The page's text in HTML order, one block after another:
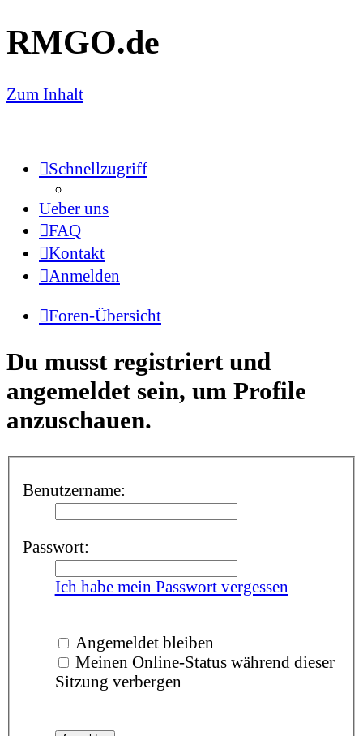
RMGO.de
Zum Inhalt
Schnellzugriff
Ueber uns
FAQ
Kontakt
Anmelden
Foren-Übersicht
Du musst registriert und
angemeldet sein, um Profile
anzuschauen.
Benutzername:
Passwort:
Ich habe mein Passwort vergessen
Angemeldet bleiben
Meinen Online-Status während dieser
Sitzung verbergen